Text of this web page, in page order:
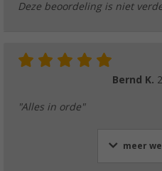
Deze beoordeling is niet
Bernd K.
"Alles in orde"
meer